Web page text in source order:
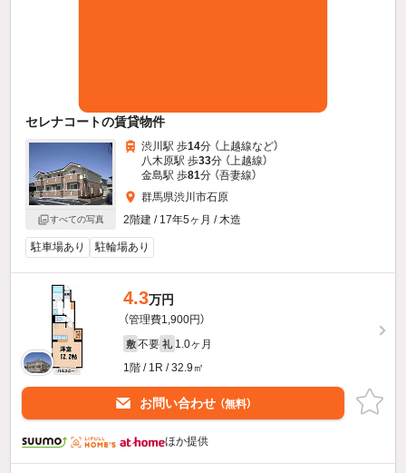
セレナコートの賃貸物件
すべての写真
渋川駅 歩14分 （上越線など）
八木原駅 歩33分 （上越線）
金島駅 歩81分 （吾妻線）
群馬県渋川市石原
2階建 / 17年5ヶ月 / 木造
駐車場あり 駐輪場あり
4.3万円
（管理費1,900円）
敷 不要 礼 1.0ヶ月
1階 / 1R / 32.9㎡
お問い合わせ （無料）
ほか提供